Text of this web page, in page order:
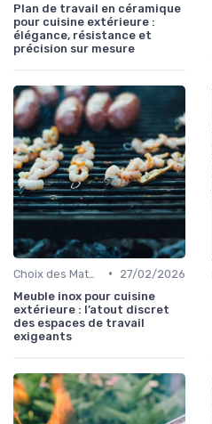
Plan de travail en céramique
pour cuisine extérieure :
élégance, résistance et
précision sur mesure
•
27/02/2026
Meuble inox pour cuisine
extérieure : l’atout discret
des espaces de travail
exigeants